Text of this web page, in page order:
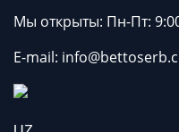
Мы открыты: Пн-Пт:
Е-mail: